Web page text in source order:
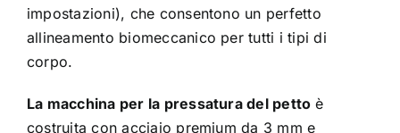
impostazioni), che consentono un perfetto
allineamento biomeccanico per tutti i tipi di
corpo.
La macchina per la pressatura del petto è
costruita con acciaio premium da 3 mm e